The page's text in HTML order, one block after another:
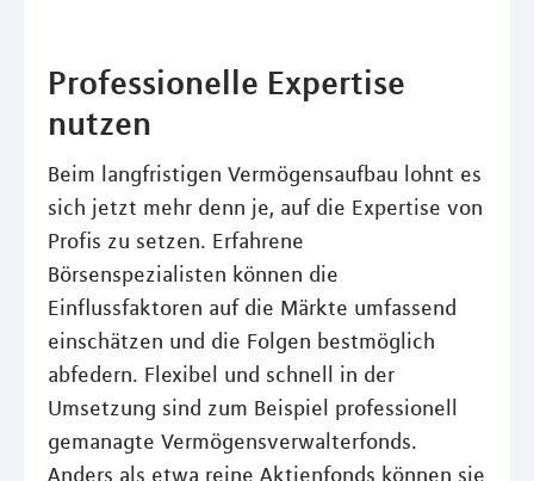
Professionelle Expertise
nutzen
Beim langfristigen Vermögensaufbau lohnt es
sich jetzt mehr denn je, auf die Expertise von
Profis zu setzen. Erfahrene
Börsenspezialisten können die
Einflussfaktoren auf die Märkte umfassend
einschätzen und die Folgen bestmöglich
abfedern. Flexibel und schnell in der
Umsetzung sind zum Beispiel professionell
gemanagte Vermögensverwalterfonds.
Anders als etwa reine Aktienfonds können sie